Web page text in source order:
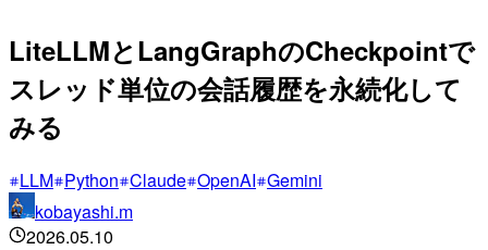
LiteLLMとLangGraphのCheckpointで
スレッド単位の会話履歴を永続化して
みる
LLM Python Claude OpenAI Gemini
kobayashi.m
2026.05.10